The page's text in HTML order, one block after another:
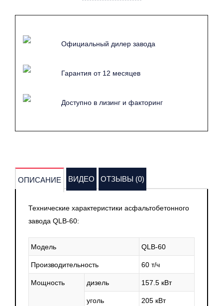
Официальный дилер завода
Гарантия от 12 месяцев
Доступно в лизинг и факторинг
ОПИСАНИЕ ВИДЕО ОТЗЫВЫ (0)
Технические характеристики асфальтобетонного
завода QLB-60:
Модель QLB-60
Производительность 60 т/ч
Мощность дизель 157.5 кВт
уголь 205 кВт